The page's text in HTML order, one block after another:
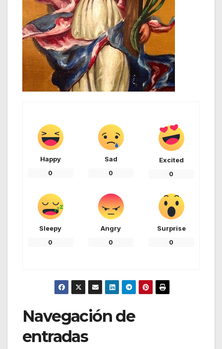
Happy
0
Sad
0
Excited
0
Sleepy
0
Angry
0
Surprise
0
Navegación de
entradas